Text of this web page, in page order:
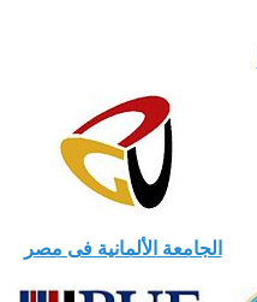
الجامعة الألمانية فى مصر